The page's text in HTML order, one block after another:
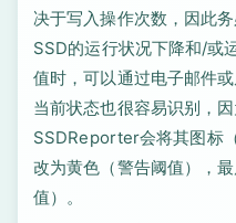
决于写入操作次数，因此
SSD的运行状况下降和/或
值时，可以通过电子邮件
当前状态也很容易识别，
SSDReporter会将其图标
改为黄色（警告阈值），
值）。